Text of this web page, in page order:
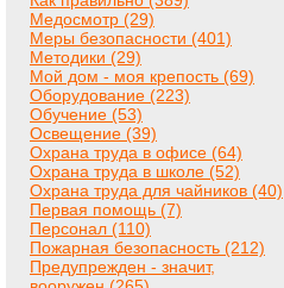
Медосмотр (29)
Меры безопасности (401)
Методики (29)
Мой дом - моя крепость (69)
Оборудование (223)
Обучение (53)
Освещение (39)
Охрана труда в офисе (64)
Охрана труда в школе (52)
Охрана труда для чайников (40)
Первая помощь (7)
Персонал (110)
Пожарная безопасность (212)
Предупрежден - значит,